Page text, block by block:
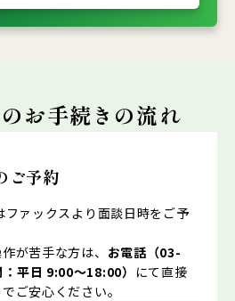
お手続きの流れ
ご予約
ァックスより面談日時をご予
が苦手な方は、 お電話（03-
平日 9:00〜18:00） にて直接
ご安心ください。